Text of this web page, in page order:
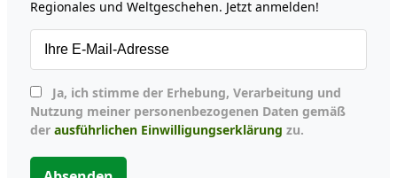
Regionales und Weltgeschehen. Jetzt anmelden!
Nutzung meiner personenbezogenen Daten gemäß
der ausführlichen Einwilligungserklärung zu.